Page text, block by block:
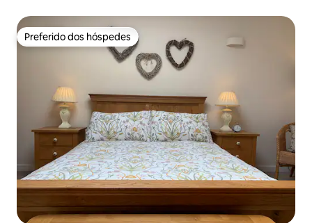
Preferido dos hóspedes
Preferido dos hóspedes